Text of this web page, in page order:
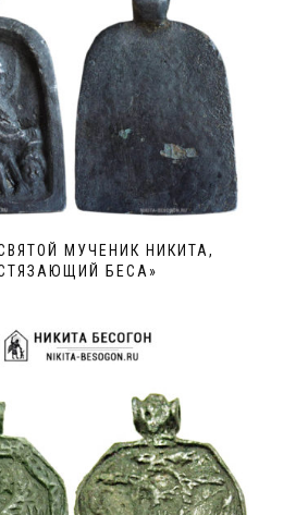
МУЧЕНИК НИКИТА,
БЕСА»